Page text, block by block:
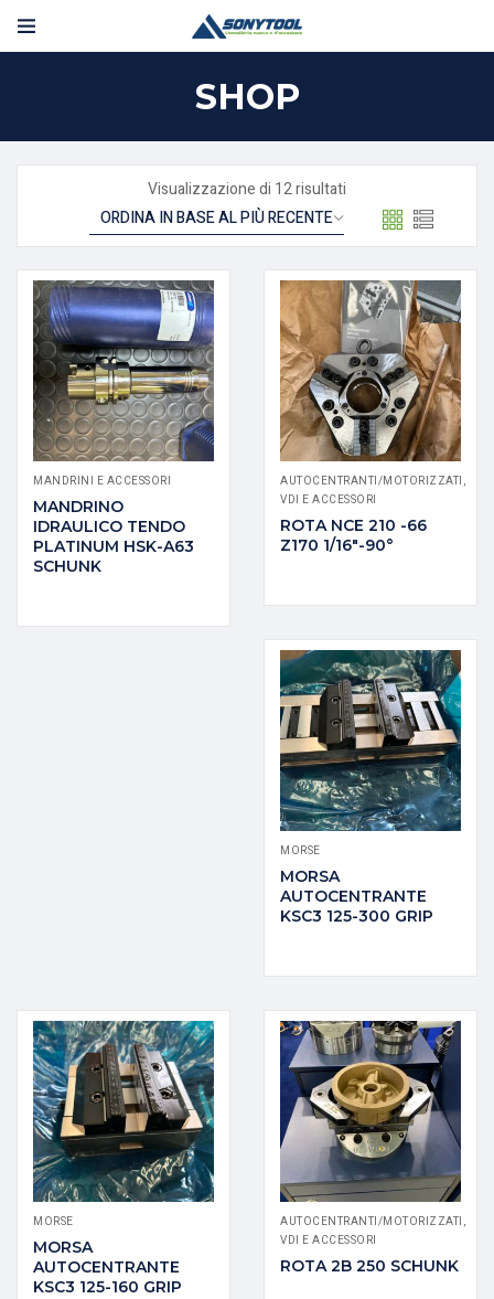
SHOP
Visualizzazione di 12 risultati
MANDRINI E ACCESSORI
MANDRINO
IDRAULICO TENDO
PLATINUM HSK-A63
SCHUNK
AUTOCENTRANTI/MOTORIZZATI,
VDI E ACCESSORI
ROTA NCE 210 -66
Z170 1/16″-90°
MORSE
MORSA
AUTOCENTRANTE
KSC3 125-300 GRIP
MORSE
MORSA
AUTOCENTRANTE
KSC3 125-160 GRIP
AUTOCENTRANTI/MOTORIZZATI,
VDI E ACCESSORI
ROTA 2B 250 SCHUNK